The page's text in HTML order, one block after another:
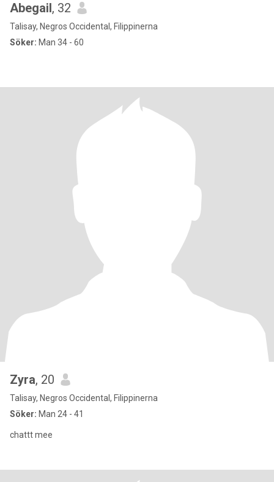
Abegail, 32
Talisay, Negros Occidental, Filippinerna
Söker: Man 34 - 60
Zyra, 20
Talisay, Negros Occidental, Filippinerna
Söker: Man 24 - 41
chattt mee